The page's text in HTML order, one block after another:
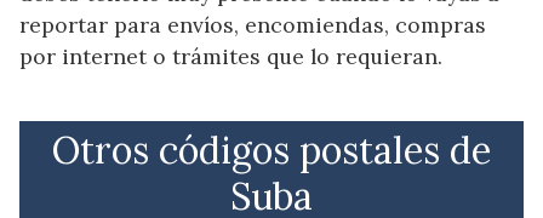
reportar para envíos, encomiendas, compras
por internet o trámites que lo requieran.
Otros códigos postales de
Suba